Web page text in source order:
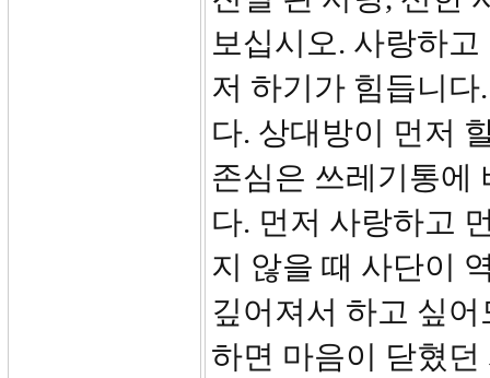
보십시오. 사랑하
저 하기가 힘듭니
다. 상대방이 먼저
존심은 쓰레기통에
다. 먼저 사랑하고
지 않을 때 사단이
깊어져서 하고 싶
하면 마음이 닫혔